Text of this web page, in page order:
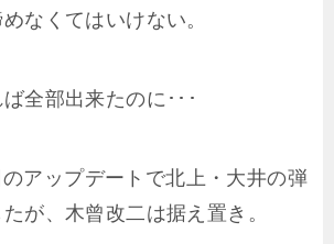
なくてはいけない。
全部出来たのに･･･
アップデートで北上・大井の弾
が、木曾改二は据え置き。